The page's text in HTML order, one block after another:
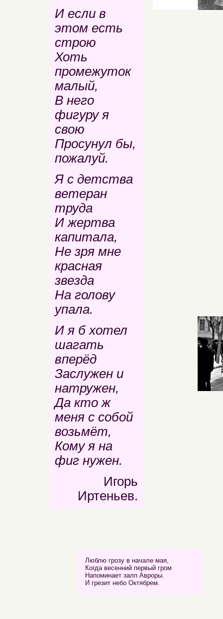
И если в
этом есть
строю
Хоть
промежуток
малый,
В него
фигуру я
свою
Просунул бы,
пожалуй.
Я с детства
ветеран
труда
И жертва
капитала,
Не зря мне
красная
звезда
На голову
упала.
И я б хотел
шагать
вперёд
Заслужен и
натружен,
Да кто ж
меня с собой
возьмёт,
Кому я на
фиг нужен.
Игорь
Иртеньев.
Люблю грозу в начале мая,
Когда весенний первый гром
Напоминает залп Авроры.
И грезит небо Октябрем.